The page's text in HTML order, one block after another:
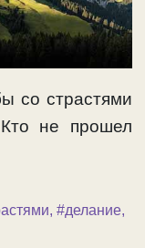
со страстями
не прошел
, #делание,